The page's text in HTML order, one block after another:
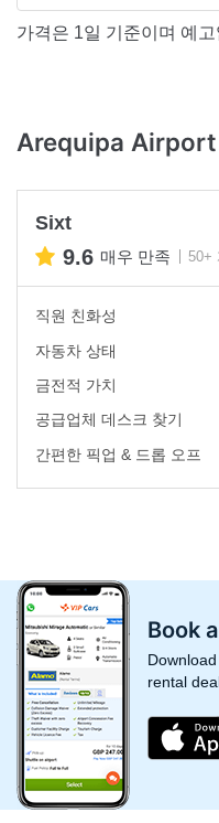
가격은 1일 기준이며 예
Arequipa Airport
Sixt
9.6 매우 만족 50+
직원 친화성
자동차 상태
금전적 가치
공급업체 데스크 찾기
간편한 픽업 & 드롭 오프
Book
rental